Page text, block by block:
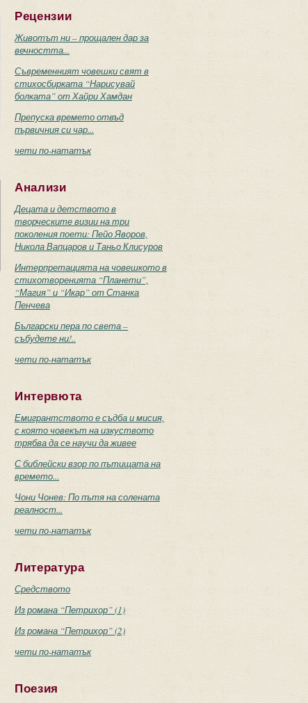
Рецензии
Животът ни – прощален дар за
вечността...
Съвременният човешки свят в
стихосбирката “Нарисувай
болката” от Хайри Хамдан
Препуска времето отвъд
първичния си чар...
чети по-нататък
Анализи
Децата и детството в
творческите визии на три
поколения поети: Пейо Яворов,
Никола Вапцаров и Таньо Клисуров
Интерпретацията на човешкото в
стихотворенията “Планети”,
“Магия” и “Икар” от Станка
Пенчева
Български пера по света –
събудете ни!..
чети по-нататък
Интервюта
Емигрантството е съдба и мисия,
с която човекът на изкуството
трябва да се научи да живее
С библейски взор по пътищата на
времето...
Чони Чонев: По пътя на солената
реалност...
чети по-нататък
Литература
Средството
Из романа “Петрихор” (1)
Из романа “Петрихор” (2)
чети по-нататък
Поезия